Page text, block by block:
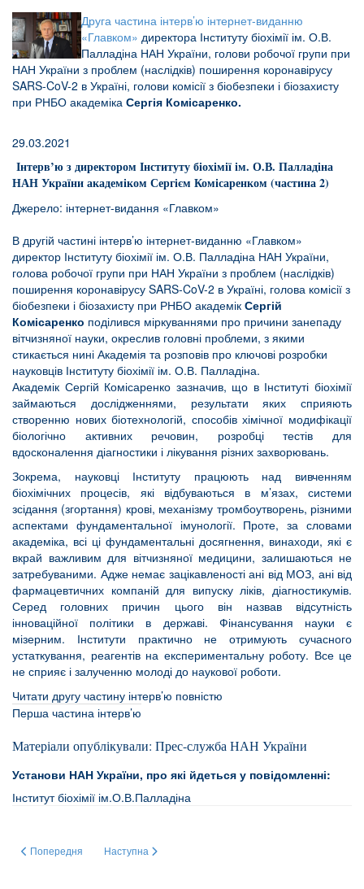
Друга частина інтерв’ю інтернет-виданню
«Главком» директора Інституту біохімії ім. О.В.
Палладіна НАН України, голови робочої групи при
НАН України з проблем (наслідків) поширення коронавірусу
SARS-CoV-2 в Україні, голови комісії з біобезпеки і біозахисту
при РНБО академіка Сергія Комісаренко.
29.03.2021
Інтерв’ю з директором Інституту біохімії ім. О.В. Палладіна
НАН України академіком Сергієм Комісаренком (частина 2)
Джерело: інтернет-видання «Главком»
В другій частині інтерв’ю інтернет-виданню «Главком»
директор Інституту біохімії ім. О.В. Палладіна НАН України,
голова робочої групи при НАН України з проблем (наслідків)
поширення коронавірусу SARS-CoV-2 в Україні, голова комісії з
біобезпеки і біозахисту при РНБО академік Сергій
Комісаренко поділився міркуваннями про причини занепаду
вітчизняної науки, окреслив головні проблеми, з якими
стикається нині Академія та розповів про ключові розробки
науковців Інституту біохімії ім. О.В. Палладіна.
Академік Сергій Комісаренко зазначив, що в Інституті біохімії
займаються дослідженнями, результати яких сприяють
створенню нових біотехнологій, способів хімічної модифікації
біологічно активних речовин, розробці тестів для
вдосконалення діагностики і лікування різних захворювань.
Зокрема, науковці Інституту працюють над вивченням
біохімічних процесів, які відбуваються в м’язах, системи
зсідання (згортання) крові, механізму тромбоутворень, різними
аспектами фундаментальної імунології. Проте, за словами
академіка, всі ці фундаментальні досягнення, винаходи, які є
вкрай важливим для вітчизняної медицини, залишаються не
затребуваними. Адже немає зацікавленості ані від МОЗ, ані від
фармацевтичних компаній для випуску ліків, діагностикумів.
Серед головних причин цього він назвав відсутність
інноваційної політики в державі. Фінансування науки є
мізерним. Інститути практично не отримують сучасного
устаткування, реагентів на експериментальну роботу. Все це
не сприяє і залученню молоді до наукової роботи.
Читати другу частину інтерв’ю повністю
Перша частина інтерв’ю
Матеріали опублікували: Прес-служба НАН України
Установи НАН України, про які йдеться у повідомленні:
Інститут біохімії ім.О.В.Палладіна
Попередня стаття: ЩИРО ВІТАЄМО СЕРГІЯ ВАСИЛЬОВИЧА
Попередня Наступна стаття: Інтерв’ю з керівником Комісії з
Наступна